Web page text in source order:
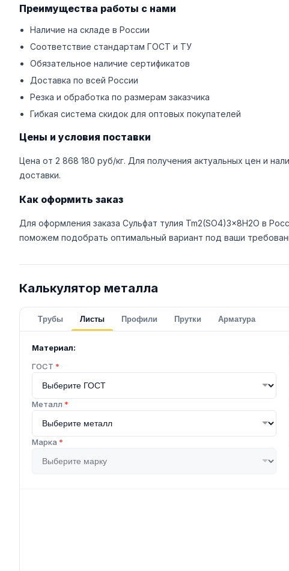
Преимущества работы с нами
Наличие на складе в России
Соответствие стандартам ГОСТ и ТУ
Обязательное наличие сертификатов
Доставка по всей России
Резка и обработка по размерам заказчика
Гибкая система скидок для оптовых покупателей
Цены и условия поставки
Цена от 2 868 180 руб/кг. Для получения актуальных цен и
доставки.
Как оформить заказ
Для оформления заказа Сульфат тулия Tm2(SO4)3x8H2O в
поможем подобрать оптимальный вариант под ваши
Калькулятор металла
Трубы Листы Профили Прутки Арматура
Материал:
ГОСТ *
Металл *
Марка *